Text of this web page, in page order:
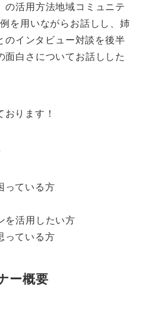
の活用方法地域コミュニテ
を用いながらお話しし、姉
インタビュー対談を後半
面白さについてお話しした
ります！
っている方
を活用したい方
っている方
ー概要